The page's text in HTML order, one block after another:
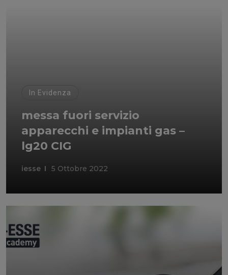
In Evidenza
messa fuori servizio
apparecchi e impianti gas –
lg20 CIG
iesse 5 Ottobre 2022